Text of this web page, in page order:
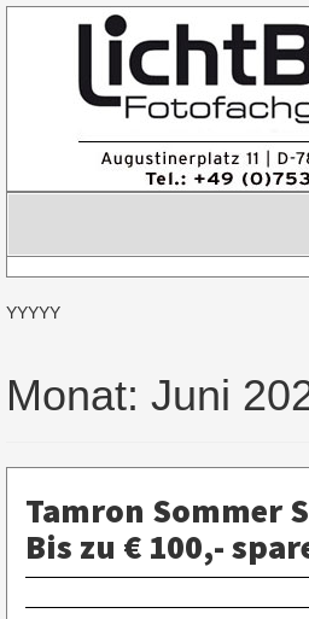
YYYYY
Monat: Juni
Tamron Sommer
Bis zu € 100,-